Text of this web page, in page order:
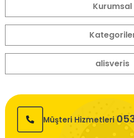
Kurumsal
alisveris
Müşteri Hizmetleri